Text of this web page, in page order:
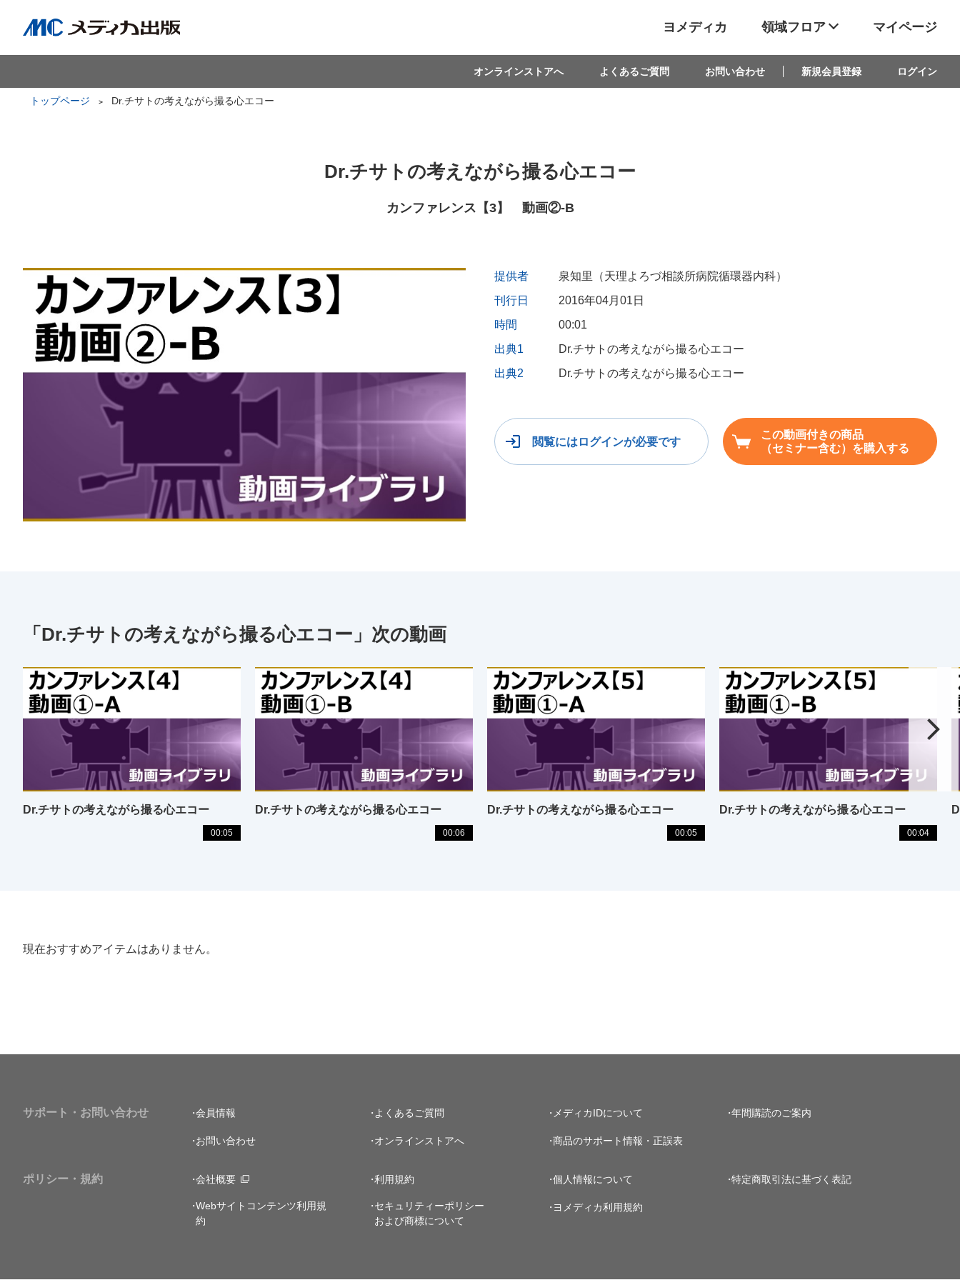
ヨメディカ 領域フロア マイページ
オンラインストアへ よくあるご質問 お問い合わせ 新規会員登録 ログイン
トップページ Dr.チサトの考えながら撮る心エコー
Dr.チサトの考えながら撮る心エコー
カンファレンス【3】 動画②-B
提供者
泉知里（天理よろづ相談所病院循環器内科）
刊行日
2016年04月01日
時間
00:01
出典1
Dr.チサトの考えながら撮る心エコー
出典2
Dr.チサトの考えながら撮る心エコー
閲覧にはログインが必要です
この動画付きの商品
（セミナー含む）を購入する
「Dr.チサトの考えながら撮る心エコー」次の動画
Dr.チサトの考えながら撮る心エコー
00:05
Dr.チサトの考えながら撮る心エコー
00:06
Dr.チサトの考えながら撮る心エコー
00:05
Dr.チサトの考えながら撮る心エコー
00:04
現在おすすめアイテムはありません。
サポート・お問い合わせ 会員情報 よくあるご質問 メディカIDについて 年間購読のご案内
お問い合わせ オンラインストアへ 商品のサポート情報・正誤表
ポリシー・規約 会社概要 利用規約 個人情報について 特定商取引法に基づく表記
Webサイトコンテンツ利用規
約
セキュリティーポリシー
および商標について
ヨメディカ利用規約